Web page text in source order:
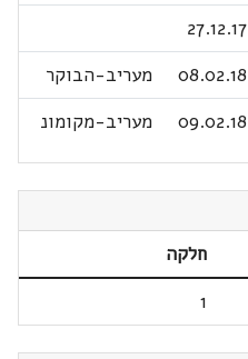
27.12.17
08.02.18
מעריב-הבוקר
09.02.18 מעריב-מקומונ
חלקה
1